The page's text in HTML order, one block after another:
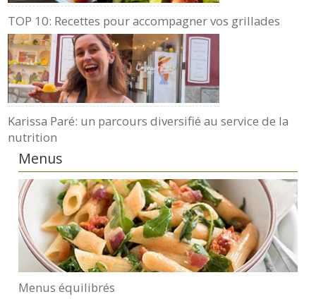
TOP 10: Recettes pour accompagner vos grillades
Karissa Paré: un parcours diversifié au service de la
nutrition
Menus
Menus équilibrés